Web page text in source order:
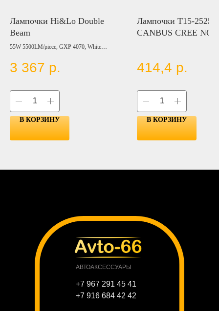
Лампочки Hi&Lo Double
Beam
55W 5500LM/piece, GXP 4070, White
3 367 р.
В КОРЗИНУ
Лампочки T15-2525-
CANBUS CREE NON
414,4 р.
В КОРЗИНУ
АВТОАКСЕССУАРЫ
+7 967 291 45 41
+7 916 684 42 42